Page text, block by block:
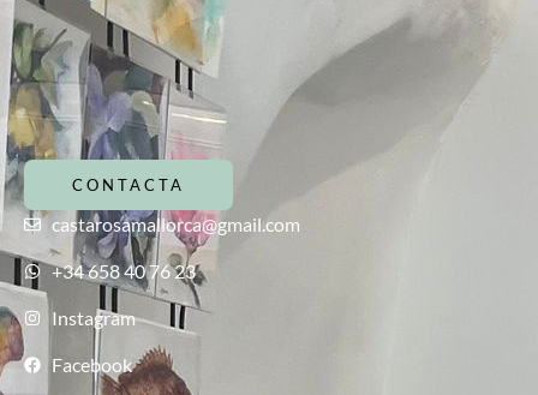
CONTACTA
castarosamallorca@gmail.com
+34 658 40 76 23
Instagram
Facebook